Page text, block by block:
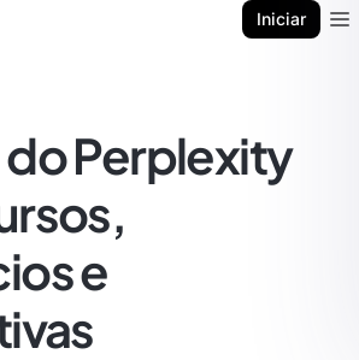
Iniciar
Perplexity
e